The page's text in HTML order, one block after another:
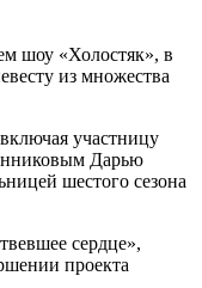
шоу «Холостяк», в
из множества
участницу
Дарью
шестого сезона
сердце»,
проекта